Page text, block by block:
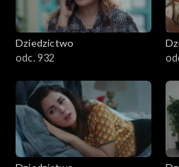
Dziedzictwo
odc. 932